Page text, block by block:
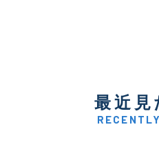
最近見